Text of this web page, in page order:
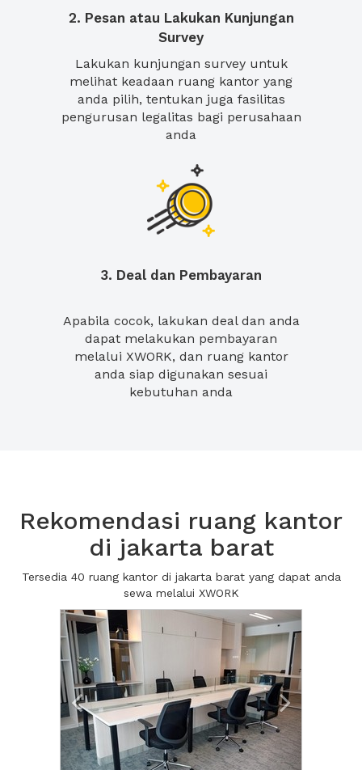
2. Pesan atau Lakukan Kunjungan
Survey
Lakukan kunjungan survey untuk
melihat keadaan ruang kantor yang
anda pilih, tentukan juga fasilitas
pengurusan legalitas bagi perusahaan
anda
3. Deal dan Pembayaran
Apabila cocok, lakukan deal dan anda
dapat melakukan pembayaran
melalui XWORK, dan ruang kantor
anda siap digunakan sesuai
kebutuhan anda
Rekomendasi ruang kantor
di jakarta barat
Tersedia 40 ruang kantor di jakarta barat yang dapat anda
sewa melalui XWORK
Previous Next2